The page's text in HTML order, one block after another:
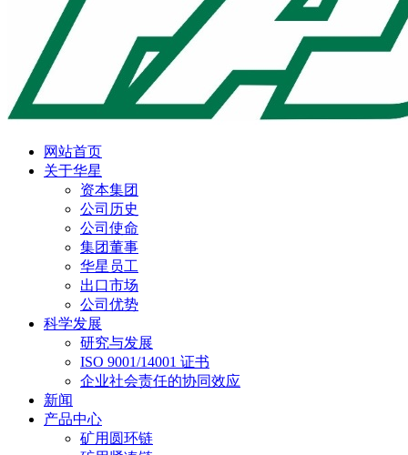
网站首页
关于华星
资本集团
公司历史
公司使命
集团董事
华星员工
出口市场
公司优势
科学发展
研究与发展
ISO 9001/14001 证书
企业社会责任的协同效应
新闻
产品中心
矿用圆环链